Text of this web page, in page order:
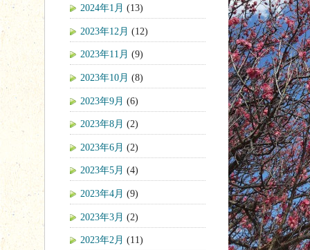
2024年1月 (13)
2023年12月 (12)
2023年11月 (9)
2023年10月 (8)
2023年9月 (6)
2023年8月 (2)
2023年6月 (2)
2023年5月 (4)
2023年4月 (9)
2023年3月 (2)
2023年2月 (11)